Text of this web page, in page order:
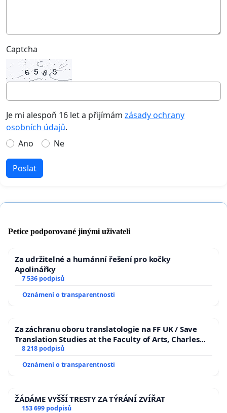
Captcha
Je mi alespoň 16 let a přijímám zásady ochrany
osobních údajů.
Ano
Ne
Poslat
Petice podporované jinými uživateli
Za udržitelné a humánní řešení pro kočky
Apolinářky
7 536 podpisů
Oznámení o transparentnosti
Za záchranu oboru translatologie na FF UK / Save
Translation Studies at the Faculty of Arts, Charles
University
8 218 podpisů
Oznámení o transparentnosti
ŽÁDÁME VYŠŠÍ TRESTY ZA TÝRÁNÍ ZVÍŘAT
153 699 podpisů